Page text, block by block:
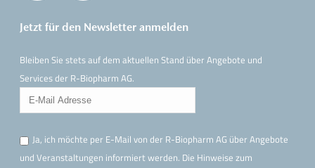
Jetzt für den Newsletter anmelden
Bleiben Sie stets auf dem aktuellen Stand über Angebote und
Services der R-Biopharm AG.
Ja, ich möchte per E-Mail von der R-Biopharm AG über Angebote
und Veranstaltungen informiert werden. Die Hinweisezum